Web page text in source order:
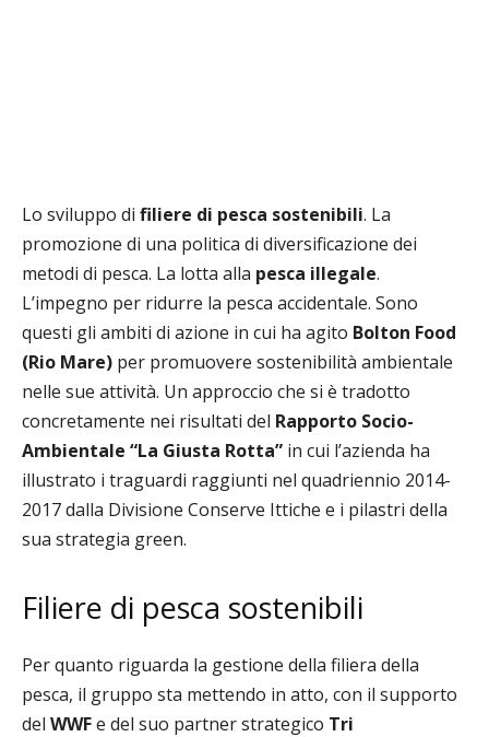
Lo sviluppo di filiere di pesca sostenibili. La
promozione di una politica di diversificazione dei
metodi di pesca. La lotta alla pesca illegale.
L’impegno per ridurre la pesca accidentale. Sono
questi gli ambiti di azione in cui ha agito Bolton Food
(Rio Mare) per promuovere sostenibilità ambientale
nelle sue attività. Un approccio che si è tradotto
concretamente nei risultati del Rapporto Socio-
Ambientale “La Giusta Rotta” in cui l’azienda ha
illustrato i traguardi raggiunti nel quadriennio 2014-
2017 dalla Divisione Conserve Ittiche e i pilastri della
sua strategia green.
Filiere di pesca sostenibili
Per quanto riguarda la gestione della filiera della
pesca, il gruppo sta mettendo in atto, con il supporto
del WWFe del suo partner strategico Tri